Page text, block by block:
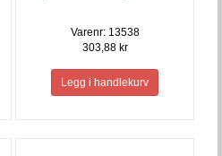
Varenr: 13538
303,88 kr